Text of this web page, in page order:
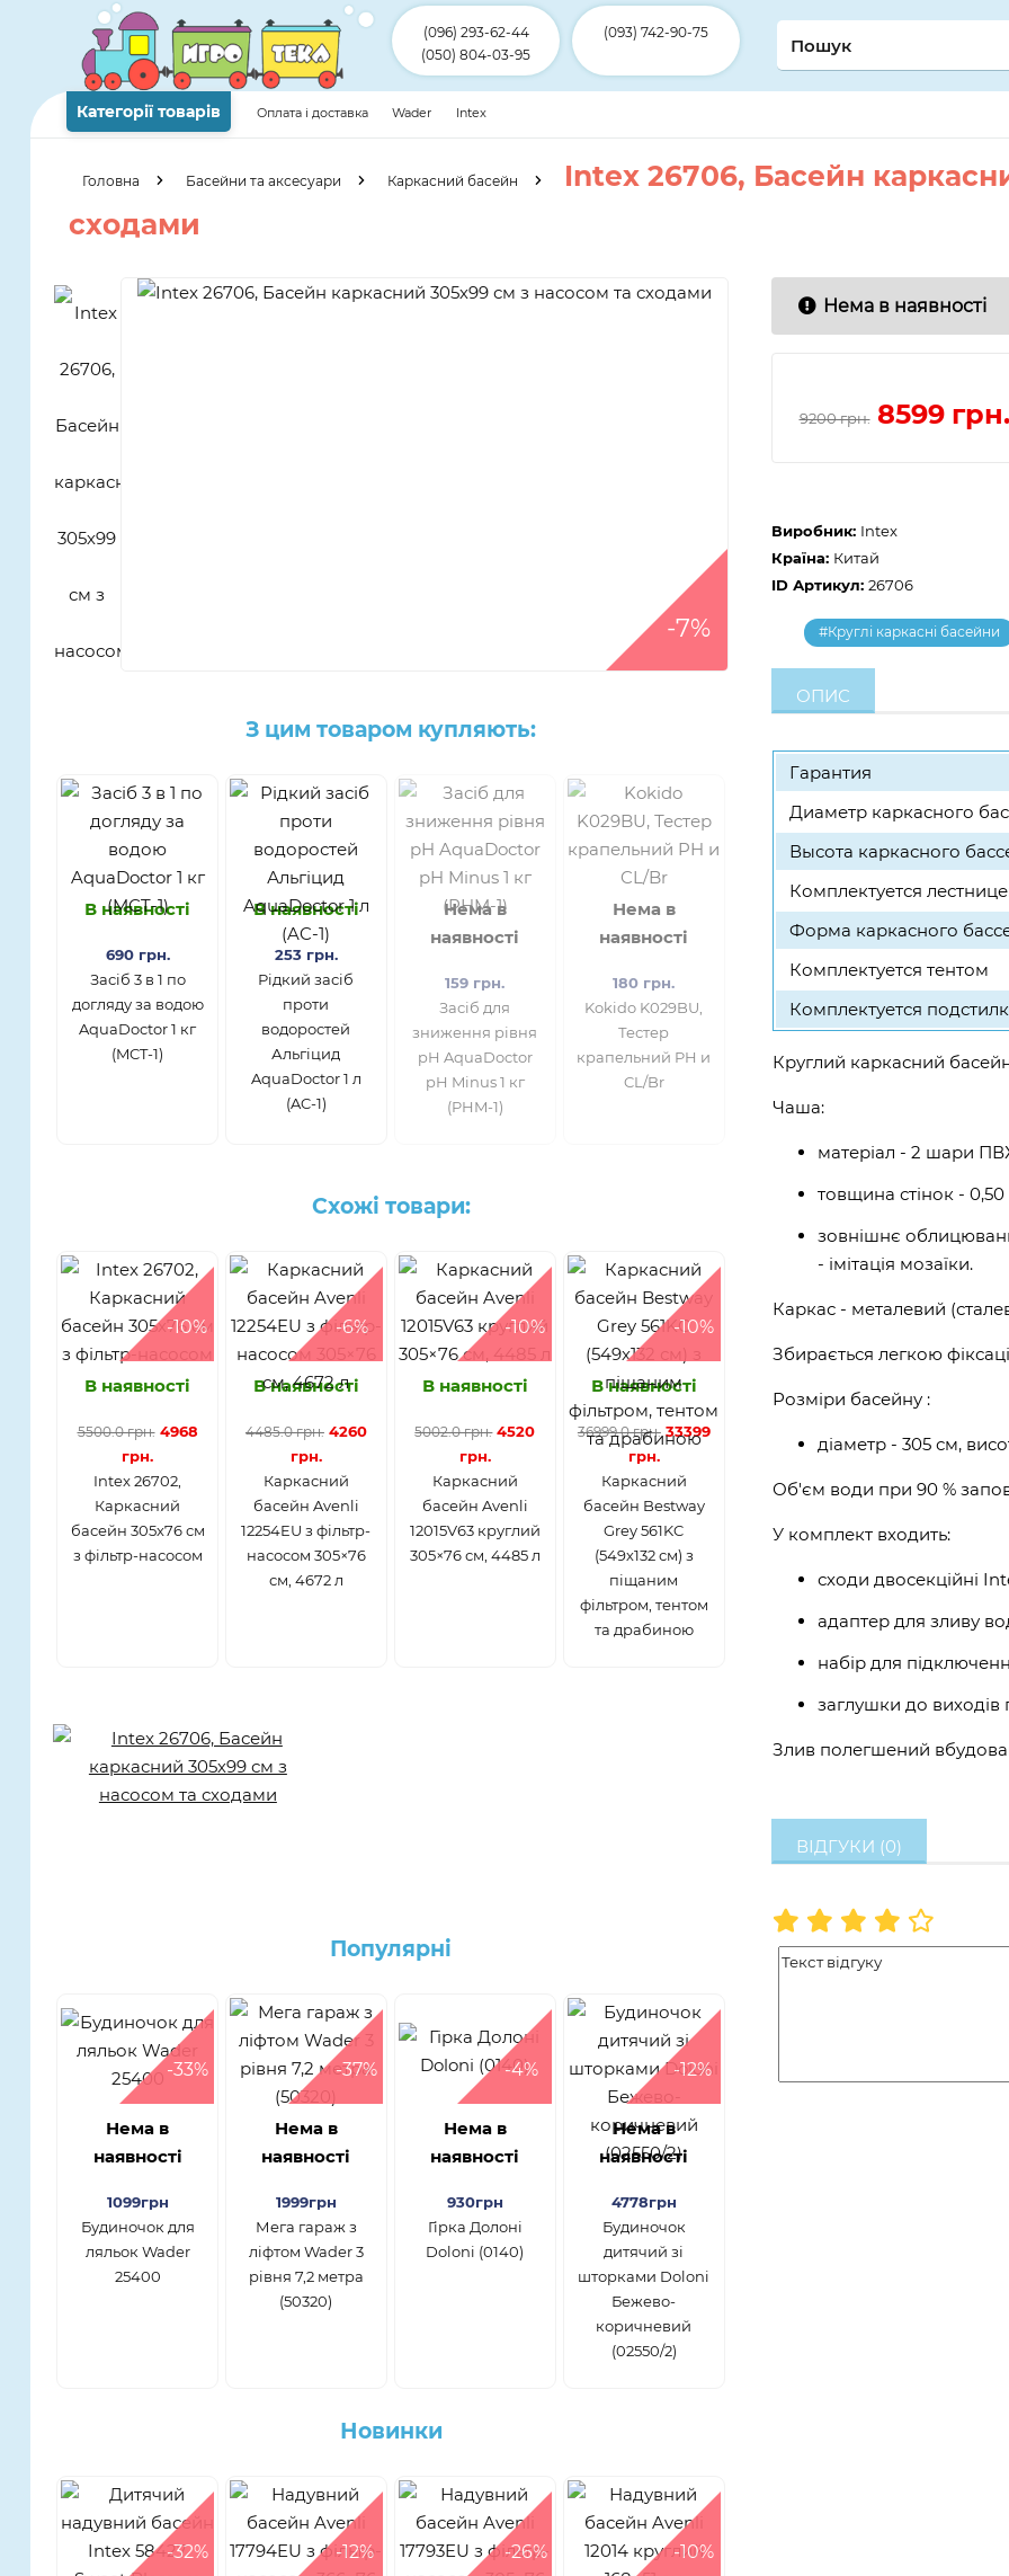
(096) 293-62-44
(050) 804-03-95
(093) 742-90-75
Категорії товарів Оплата і доставка Wader Intex
Головна Басейни та аксесуари Каркасний басейн
Intex 26706, Басейн
сходами
-7%
З цим товаром купляють:
В наявності
690 грн.
Засіб 3 в 1 по
догляду за водою
AquaDoctor 1 кг
(MCT-1)
В наявності
253 грн.
Рідкий засіб
проти
водоростей
Альгіцид
AquaDoctor 1 л
(AC-1)
Нема в
наявності
159 грн.
Засіб для
зниження рівня
pH AquaDoctor
pH Minus 1 кг
(PHM-1)
Нема в
наявності
180 грн.
Kokido K029BU,
Тестер
крапельний PH и
CL/Br
Схожі товари:
-10%
В наявності
5500.0 грн. 4968
грн.
Intex 26702,
Каркасний
басейн 305х76 см
з фільтр-насосом
-6%
В наявності
4485.0 грн. 4260
грн.
Каркасний
басейн Avenli
12254EU з фільтр-
насосом 305×76
см, 4672 л
-10%
В наявності
5002.0 грн. 4520
грн.
Каркасний
басейн Avenli
12015V63 круглий
305×76 см, 4485 л
-10%
В наявності
36999.0 грн. 33399
грн.
Каркасний
басейн Bestway
Grey 561KC
(549х132 см) з
піщаним
фільтром, тентом
та драбиною
Популярнi
-33%
Нема в
наявності
1099грн
Будиночок для
ляльок Wader
25400
-37%
Нема в
наявності
1999грн
Мега гараж з
ліфтом Wader 3
рівня 7,2 метра
(50320)
-4%
Нема в
наявності
930грн
Гірка Долоні
Doloni (0140)
-12%
Нема в
наявності
4778грн
Будиночок
дитячий зі
шторками Doloni
Бежево-
коричневий
(02550/2)
Новинки
-32% -12% -26% -10%
Нема в наявності
9200 грн. 8599 грн.
Виробник: Intex
Країна: Китай
ID Артикул: 26706
#Круглі каркасні басейни
ОПИС
Гарантия
Диаметр каркасного
Высота каркасного
Комплектуется
Форма каркасного
Комплектуется тентом
Комплектуется
Круглий каркасний
Чаша:
матеріал - 2 шари
товщина стінок -
зовнішнє
- імітація мозаїки.
Каркас - металевий
Збирається легкою
Розміри басейну :
діаметр - 305 см,
Об'єм води при 90 %
У комплект входить:
сходи двосекційні
адаптер для зливу
набір для
заглушки до виходів
Злив полегшений
ВІДГУКИ (0)